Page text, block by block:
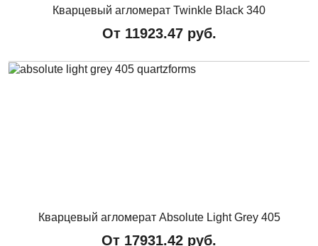
Кварцевый агломерат Twinkle Black 340
От 11923.47руб.
Кварцевый агломерат Absolute Light Grey 405
От 17931.42 руб.